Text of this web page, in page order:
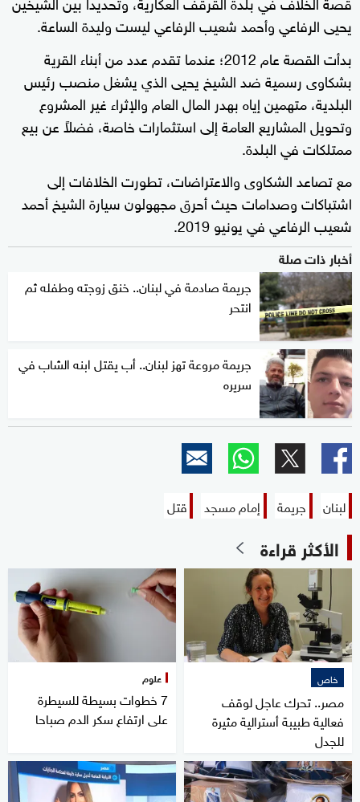
يحيى الرفاعي وأحمد شعيب الرفاعي ليست وليدة الساعة.
بدأت القصة عام 2012؛ عندما تقدم عدد من أبناء القرية
بشكاوى رسمية ضد الشيخ يحيى الذي يشغل منصب رئيس
البلدية، متهمين إياه بهدر المال العام والإثراء غير المشروع
وتحويل المشاريع العامة إلى استثمارات خاصة، فضلاً عن بيع
ممتلكات في البلدة.
مع تصاعد الشكاوى والاعتراضات، تطورت الخلافات إلى
اشتباكات وصدامات حيث أحرق مجهولون سيارة الشيخ أحمد
شعيب الرفاعي في يونيو 2019.
أخبار ذات صلة
جريمة صادمة في لبنان.. خنق زوجته وطفله ثم
انتحر
جريمة مروعة تهز لبنان.. أب يقتل ابنه الشاب في
سريره
لبنان جريمة إمام مسجد قتل
الأكثر قراءة
خاص
مصر.. تحرك عاجل لوقف
فعالية طبيبة أسترالية مثيرة
للجدل
علوم
7 خطوات بسيطة للسيطرة
على ارتفاع سكر الدم صباحا